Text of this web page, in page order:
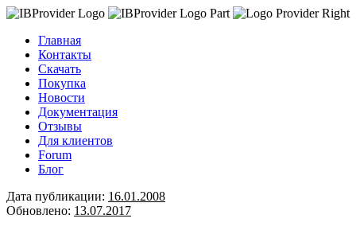
Главная
Контакты
Скачать
Покупка
Новости
Документация
Отзывы
Для клиентов
Forum
Блог
Дата публикации: 16.01.2008
Обновлено: 13.07.2017